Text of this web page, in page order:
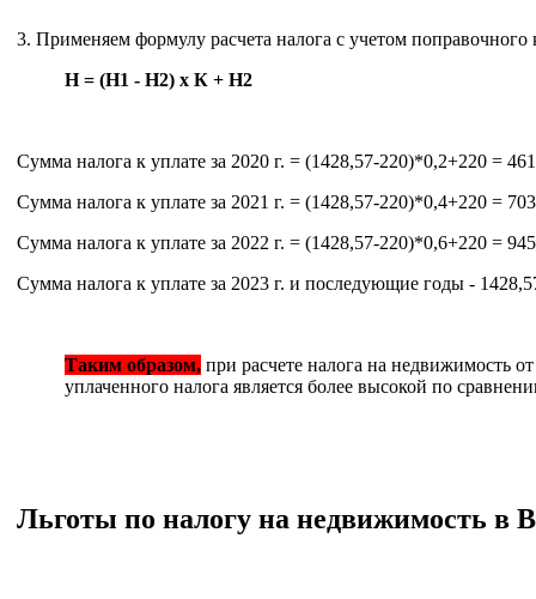
3. Применяем формулу расчета налога с учетом поправочного
Н = (Н1 - Н2) x К + Н2
Сумма налога к уплате за 2020 г. = (1428,57-220)*0,2+220 =
Сумма налога к уплате за 2021 г. = (1428,57-220)*0,4+220 =
Сумма налога к уплате за 2022 г. = (1428,57-220)*0,6+220 =
Сумма налога к уплате за 2023 г. и последующие годы -
Таким образом, при расчете налога на недвижимость
уплаченного налога является более высокой по
Льготы по налогу на недвижимость в